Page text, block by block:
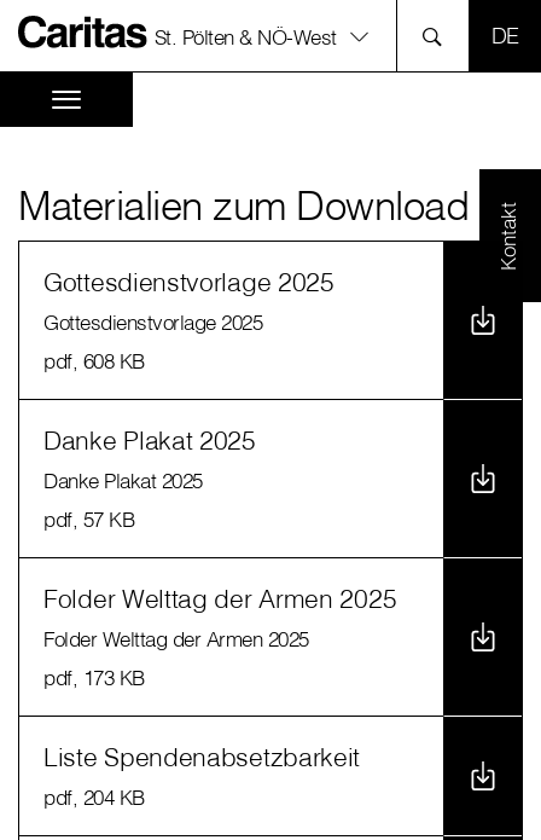
St. Pölten & NÖ-West
Kontakt
Materialien zum Download
Gottesdienstvorlage 2025
Gottesdienstvorlage 2025
pdf, 608 KB
Danke Plakat 2025
Danke Plakat 2025
pdf, 57 KB
Folder Welttag der Armen 2025
Folder Welttag der Armen 2025
pdf, 173 KB
Liste Spendenabsetzbarkeit
pdf, 204 KB